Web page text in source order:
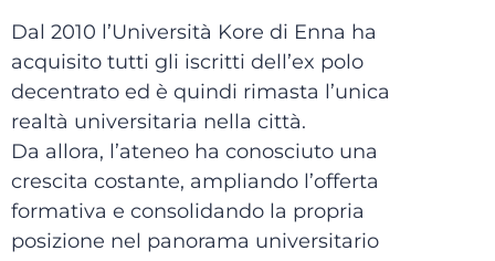
Dal 2010 l’Università Kore di Enna ha
acquisito tutti gli iscritti dell’ex polo
decentrato ed è quindi rimasta l’unica
realtà universitaria nella città.
Da allora, l’ateneo ha conosciuto una
crescita costante, ampliando l’offerta
formativa e consolidando la propria
posizione nel panorama universitario